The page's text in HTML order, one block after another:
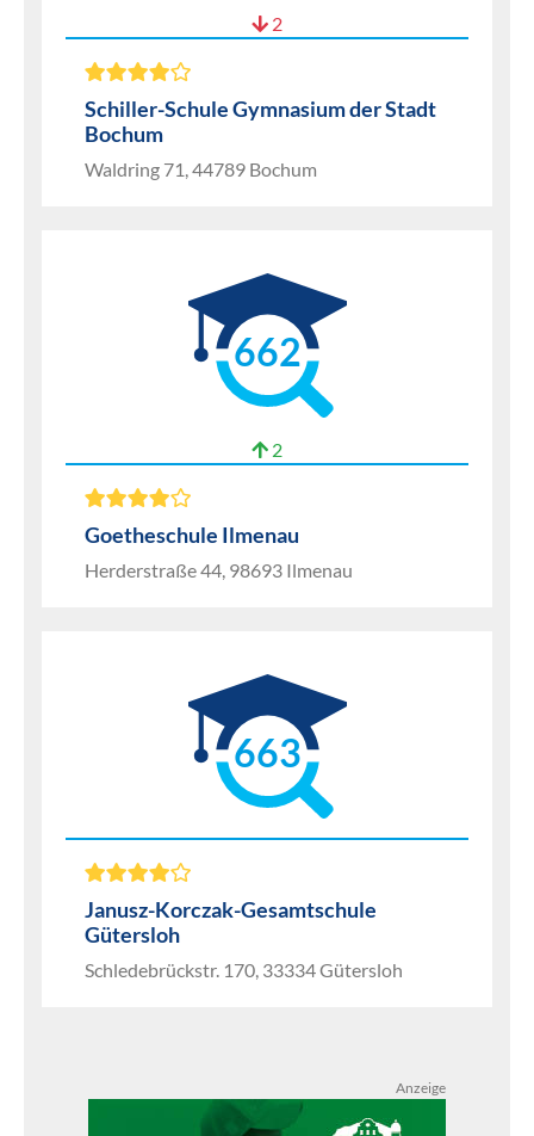
2
Schiller-Schule Gymnasium der Stadt
Bochum
Waldring 71, 44789 Bochum
662
2
Goetheschule Ilmenau
Herderstraße 44, 98693 Ilmenau
663
Janusz-Korczak-Gesamtschule
Gütersloh
Schledebrückstr. 170, 33334 Gütersloh
Anzeige